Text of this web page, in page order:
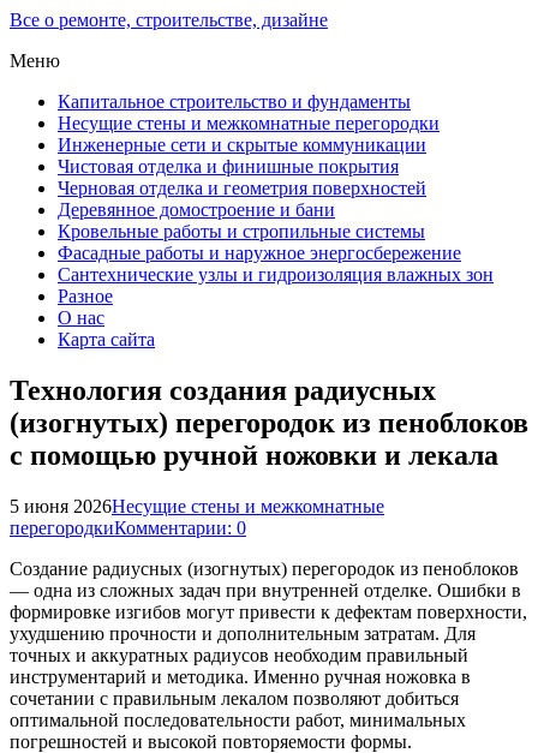
Все о ремонте, строительстве, дизайне
Меню
Капитальное строительство и фундаменты
Несущие стены и межкомнатные перегородки
Инженерные сети и скрытые коммуникации
Чистовая отделка и финишные покрытия
Черновая отделка и геометрия поверхностей
Деревянное домостроение и бани
Кровельные работы и стропильные системы
Фасадные работы и наружное энергосбережение
Сантехнические узлы и гидроизоляция влажных зон
Разное
О нас
Карта сайта
Технология создания радиусных
(изогнутых) перегородок из пеноблоков
с помощью ручной ножовки и лекала
5 июня 2026Несущие стены и межкомнатные
перегородкиКомментарии: 0
Создание радиусных (изогнутых) перегородок из пеноблоков
— одна из сложных задач при внутренней отделке. Ошибки в
формировке изгибов могут привести к дефектам поверхности,
ухудшению прочности и дополнительным затратам. Для
точных и аккуратных радиусов необходим правильный
инструментарий и методика. Именно ручная ножовка в
сочетании с правильным лекалом позволяют добиться
оптимальной последовательности работ, минимальных
погрешностей и высокой повторяемости формы.